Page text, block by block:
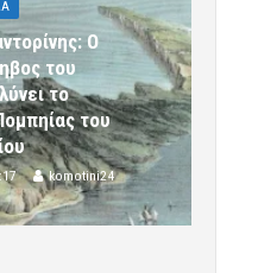
Ο
του
το
του
komotini24